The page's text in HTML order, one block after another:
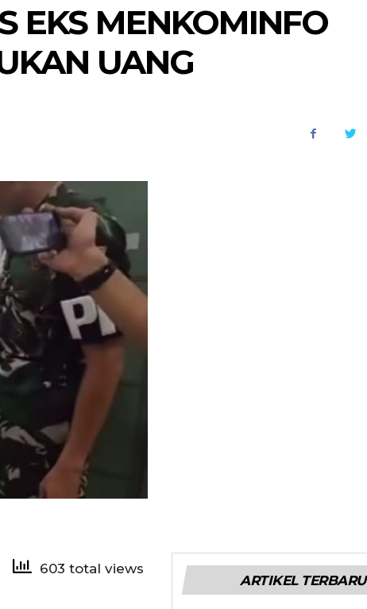
EKS MENKOMINFO
UANG
603 total views
ARTIKEL TERBARU